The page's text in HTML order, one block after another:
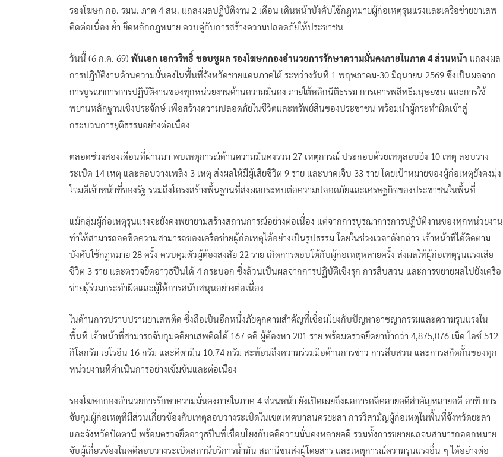
รองโฆษก กอ. รมน. ภาค 4 สน. แถลงผลปฏิบัติงาน 2 เดือน เดินหน้าบังคับใช้กฎหมายผู้ก่อเหตุรุนแรงและเครือข่ายยาเสพ
ติดต่อเนื่อง ย้ำ ยึดหลักกฎหมาย ควบคู่กับการสร้างความปลอดภัยให้ประชาชน
วันนี้ (6 ก.ค. 69) พันเอก เอกวริทธิ์ ชอบชูผล รองโฆษกกองอำนวยการรักษาความมั่นคงภายในภาค 4 ส่วนหน้า แถลงผล
การปฏิบัติงานด้านความมั่นคงในพื้นที่จังหวัดชายแดนภาคใต้ ระหว่างวันที่ 1 พฤษภาคม-30 มิถุนายน 2569 ซึ่งเป็นผลจาก
การบูรณาการการปฏิบัติงานของทุกหน่วยงานด้านความมั่นคง ภายใต้หลักนิติธรรม การเคารพสิทธิมนุษยชน และการใช้
พยานหลักฐานเชิงประจักษ์ เพื่อสร้างความปลอดภัยในชีวิตและทรัพย์สินของประชาชน พร้อมนำผู้กระทำผิดเข้าสู่
กระบวนการยุติธรรมอย่างต่อเนื่อง
ตลอดช่วงสองเดือนที่ผ่านมา พบเหตุการณ์ด้านความมั่นคงรวม 27 เหตุการณ์ ประกอบด้วยเหตุลอบยิง 10 เหตุ ลอบวาง
ระเบิด 14 เหตุ และลอบวางเพลิง 3 เหตุ ส่งผลให้มีผู้เสียชีวิต 9 ราย และบาดเจ็บ 33 ราย โดยเป้าหมายของผู้ก่อเหตุยังคงมุ่ง
โจมตีเจ้าหน้าที่ของรัฐ รวมถึงโครงสร้างพื้นฐานที่ส่งผลกระทบต่อความปลอดภัยและเศรษฐกิจของประชาชนในพื้นที่
แม้กลุ่มผู้ก่อเหตุรุนแรงจะยังคงพยายามสร้างสถานการณ์อย่างต่อเนื่อง แต่จากการบูรณาการการปฏิบัติงานของทุกหน่วยงาน
ทำให้สามารถลดขีดความสามารถของเครือข่ายผู้ก่อเหตุได้อย่างเป็นรูปธรรม โดยในช่วงเวลาดังกล่าว เจ้าหน้าที่ได้ติดตาม
บังคับใช้กฎหมาย 28 ครั้ง ควบคุมตัวผู้ต้องสงสัย 22 ราย เกิดการตอบโต้กับผู้ก่อเหตุหลายครั้ง ส่งผลให้ผู้ก่อเหตุรุนแรงเสีย
ชีวิต 3 ราย และตรวจยึดอาวุธปืนได้ 4 กระบอก ซึ่งล้วนเป็นผลจากการปฏิบัติเชิงรุก การสืบสวน และการขยายผลไปยังเครือ
ข่ายผู้ร่วมกระทำผิดและผู้ให้การสนับสนุนอย่างต่อเนื่อง
ในด้านการปราบปรามยาเสพติด ซึ่งถือเป็นอีกหนึ่งภัยคุกคามสำคัญที่เชื่อมโยงกับปัญหาอาชญากรรมและความรุนแรงใน
พื้นที่ เจ้าหน้าที่สามารถจับกุมคดียาเสพติดได้ 167 คดี ผู้ต้องหา 201 ราย พร้อมตรวจยึดยาบ้ากว่า 4,875,076 เม็ด ไอซ์ 512
กิโลกรัม เฮโรอีน 16 กรัม และคีตามีน 10.74 กรัม สะท้อนถึงความร่วมมือด้านการข่าว การสืบสวน และการสกัดกั้นของทุก
หน่วยงานที่ดำเนินการอย่างเข้มข้นและต่อเนื่อง
รองโฆษกกองอำนวยการรักษาความมั่นคงภายในภาค 4 ส่วนหน้า ยังเปิดเผยถึงผลการคลี่คลายคดีสำคัญหลายคดี อาทิ การ
จับกุมผู้ก่อเหตุที่มีส่วนเกี่ยวข้องกับเหตุลอบวางระเบิดในเขตเทศบาลนครยะลา การวิสามัญผู้ก่อเหตุในพื้นที่จังหวัดยะลา
และจังหวัดปัตตานี พร้อมตรวจยึดอาวุธปืนที่เชื่อมโยงกับคดีความมั่นคงหลายคดี รวมทั้งการขยายผลจนสามารถออกหมาย
จับผู้เกี่ยวข้องในคดีลอบวางระเบิดสถานีบริการน้ำมัน สถานีขนส่งผู้โดยสาร และเหตุการณ์ความรุนแรงอื่น ๆ ได้อย่างต่อ